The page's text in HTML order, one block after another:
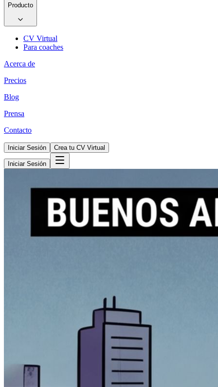
Producto
CV Virtual
Para coaches
Acerca de
Precios
Blog
Prensa
Contacto
Iniciar Sesión Crea tu CV Virtual
Iniciar Sesión